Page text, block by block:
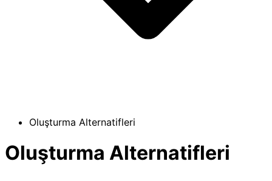
Oluşturma Alternatifleri
Oluşturma Alternatifleri